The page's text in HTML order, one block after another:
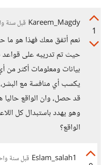
1
Kareem_Magdy قبل سنة
نعم أتفق معك فهذا هو ما
حيث تم تدريبه على قواعد
بيانات ومعلومات أكثر
يكسب أي منافسة مع
قد حصل، وان الواقع
وهو يهدد باستبدال كل
الواقع؟
Eslam_salah1 قبل سنة